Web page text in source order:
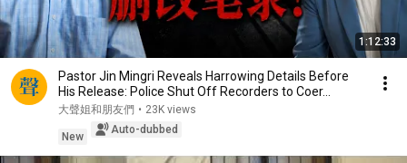
1:12:33
Pastor Jin Mingri Reveals Harrowing Details Before
His Release: Police Shut Off Recorders to Coer...
大聲姐和朋友們 • 23K views
New
Auto-dubbed